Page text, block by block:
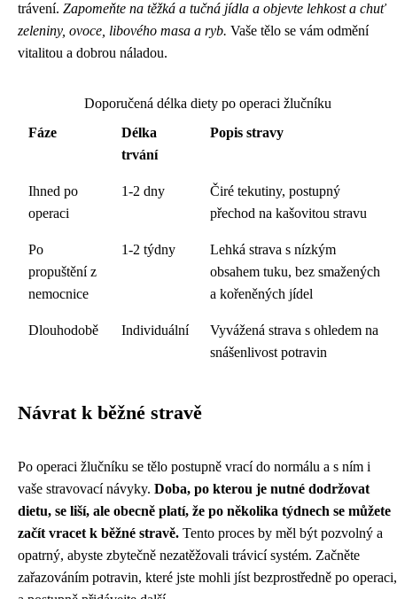
trávení. Zapomeňte na těžká a tučná jídla a objevte lehkost a chuť
zeleniny, ovoce, libového masa a ryb. Vaše tělo se vám odmění
vitalitou a dobrou náladou.
Doporučená délka diety po operaci žlučníku
Fáze
Délka
trvání
Popis stravy
Ihned po
operaci
1-2 dny
Čiré tekutiny, postupný
přechod na kašovitou stravu
Po
propuštění z
nemocnice
1-2 týdny
Lehká strava s nízkým
obsahem tuku, bez smažených
a kořeněných jídel
Dlouhodobě Individuální
Vyvážená strava s ohledem na
snášenlivost potravin
Návrat k běžné stravě
Po operaci žlučníku se tělo postupně vrací do normálu a s ním i
vaše stravovací návyky. Doba, po kterou je nutné dodržovat
dietu, se liší, ale obecně platí, že po několika týdnech se můžete
začít vracet k běžné stravě. Tento proces by měl být pozvolný a
opatrný, abyste zbytečně nezatěžovali trávicí systém. Začněte
zařazováním potravin, které jste mohli jíst bezprostředně po operaci,